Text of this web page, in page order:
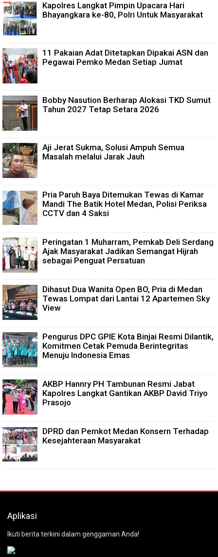
Kapolres Langkat Pimpin Upacara Hari
Bhayangkara ke-80, Polri Untuk Masyarakat
11 Pakaian Adat Ditetapkan Dipakai ASN dan
Pegawai Pemko Medan Setiap Jumat
Bobby Nasution Berharap Alokasi TKD Sumut
Tahun 2027 Tetap Setara 2026
Aji Jerat Sukma, Solusi Ampuh Semua
Masalah melalui Jarak Jauh
Pria Paruh Baya Ditemukan Tewas di Kamar
Mandi The Batik Hotel Medan, Polisi Periksa
CCTV dan 4 Saksi
Peringatan 1 Muharram, Pemkab Deli Serdang
Ajak Masyarakat Jadikan Semangat Hijrah
sebagai Penguat Persatuan
Dihasut Dua Wanita Open BO, Pria di Medan
Tewas Lompat dari Lantai 12 Apartemen Sky
View
Pengurus DPC GPIE Kota Binjai Resmi Dilantik,
Komitmen Cetak Pemuda Berintegritas
Menuju Indonesia Emas
AKBP Hannry PH Tambunan Resmi Jabat
Kapolres Langkat Gantikan AKBP David Triyo
Prasojo
DPRD dan Pemkot Medan Konsern Terhadap
Kesejahteraan Masyarakat
Aplikasi
Ikuti berita terkini dalam genggaman Anda!